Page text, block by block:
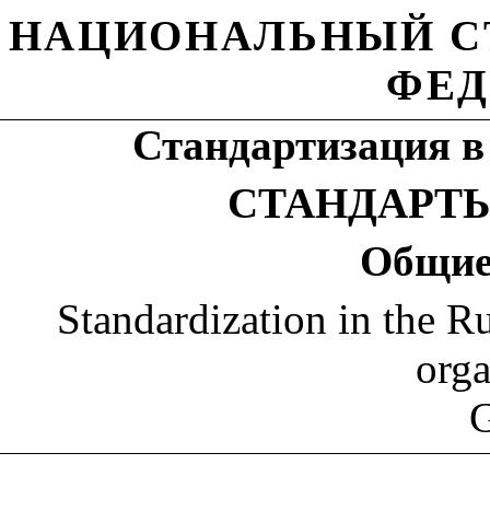
НАЦИОНАЛЬНЫЙ
Стандартизация в
Standardization in the